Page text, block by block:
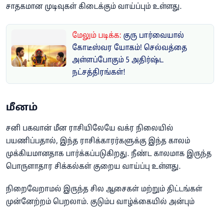
சாதகமான முடிவுகள் கிடைக்கும் வாய்ப்பும் உள்ளது.
மேலும் படிக்க: குரு பார்வையால்
கோடீஸ்வர யோகம்! செல்வத்தை
அள்ளப்போகும் 5 அதிர்ஷ்ட
நட்சத்திரங்கள்!
மீனம்
சனி பகவான் மீன ராசியிலேயே வக்ர நிலையில்
பயணிப்பதால், இந்த ராசிக்காரர்களுக்கு இந்த காலம்
முக்கியமானதாக பார்க்கப்படுகிறது. நீண்ட காலமாக இருந்த
பொருளாதார சிக்கல்கள் குறைய வாய்ப்பு உள்ளது.
நிறைவேறாமல் இருந்த சில ஆசைகள் மற்றும் திட்டங்கள்
முன்னேற்றம் பெறலாம். குடும்ப வாழ்க்கையில் அன்பும்